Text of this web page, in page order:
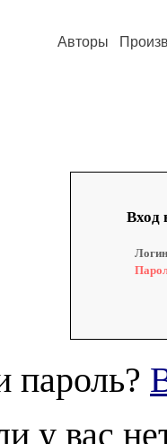
Авторы
Вход
пароль?
у вас